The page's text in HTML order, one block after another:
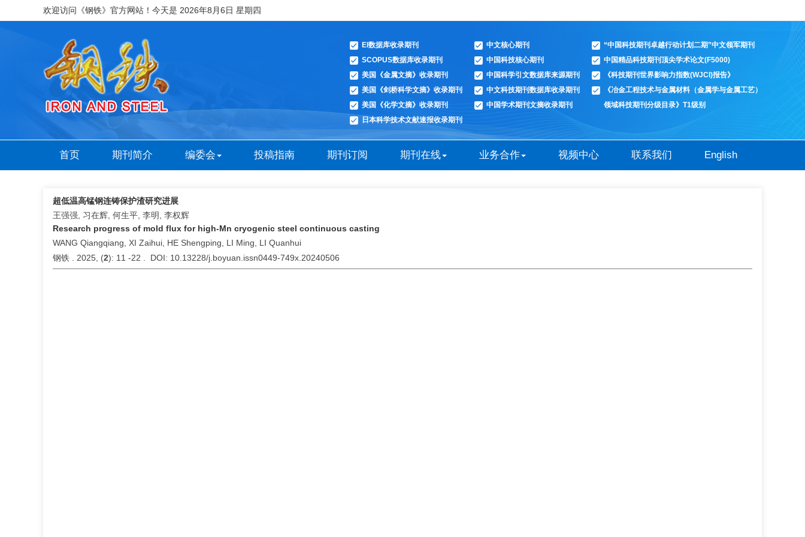
欢迎访问《钢铁》官方网站！今天是 2026年8月6日 星期四
“中国科技期刊卓越行动计划二期”中文领军期刊
中国精品科技期刊顶尖学术论文(F5000)
《科技期刊世界影响力指数(WJCI)报告》
《冶金工程技术与金属材料（金属学与金属工艺）
领域科技期刊分级目录》T1级别
中文核心期刊
中国科技核心期刊
中国科学引文数据库来源期刊
中文科技期刊数据库收录期刊
中国学术期刊文摘收录期刊
EI数据库收录期刊
SCOPUS数据库收录期刊
美国《金属文摘》收录期刊
美国《剑桥科学文摘》收录期刊
美国《化学文摘》收录期刊
日本科学技术文献速报收录期刊
首页 期刊简介 编委会 投稿指南 期刊订阅 期刊在线 业务合作 视频中心 联系我们 English
超低温高锰钢连铸保护渣研究进展
王强强, 习在辉, 何生平, 李明, 李权辉
Research progress of mold flux for high-Mn cryogenic steel continuous casting
WANG Qiangqiang, XI Zaihui, HE Shengping, LI Ming, LI Quanhui
钢铁 . 2025, (2): 11 -22 . DOI: 10.13228/j.boyuan.issn0449-749x.20240506